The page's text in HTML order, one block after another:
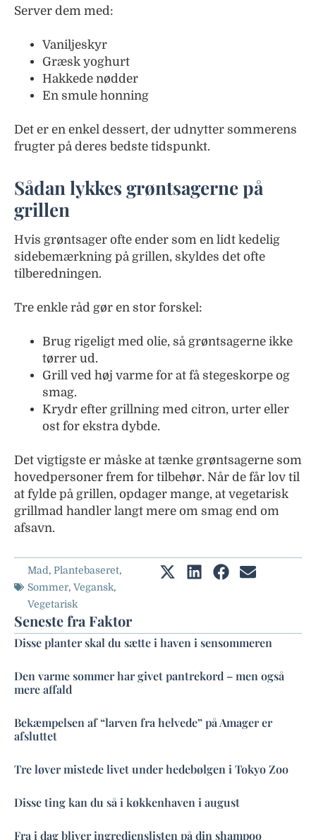
Server dem med:
Vaniljeskyr
Græsk yoghurt
Hakkede nødder
En smule honning
Det er en enkel dessert, der udnytter sommerens
frugter på deres bedste tidspunkt.
Sådan lykkes grøntsagerne på
grillen
Hvis grøntsager ofte ender som en lidt kedelig
sidebemærkning på grillen, skyldes det ofte
tilberedningen.
Tre enkle råd gør en stor forskel:
Brug rigeligt med olie, så grøntsagerne ikke
tørrer ud.
Grill ved høj varme for at få stegeskorpe og
smag.
Krydr efter grillning med citron, urter eller
ost for ekstra dybde.
Det vigtigste er måske at tænke grøntsagerne som
hovedpersoner frem for tilbehør. Når de får lov til
at fylde på grillen, opdager mange, at vegetarisk
grillmad handler langt mere om smag end om
afsavn.
Mad , Plantebaseret,
Sommer, Vegansk,
Vegetarisk
Seneste fra Faktor
Disse planter skal du sætte i haven i sensommeren
Den varme sommer har givet pantrekord – men også
mere affald
Bekæmpelsen af “larven fra helvede” på Amager er
afsluttet
Tre løver mistede livet under hedebølgen i Tokyo Zoo
Disse ting kan du så i køkkenhaven i august
Fra i dag bliver ingredienslisten på din shampoo